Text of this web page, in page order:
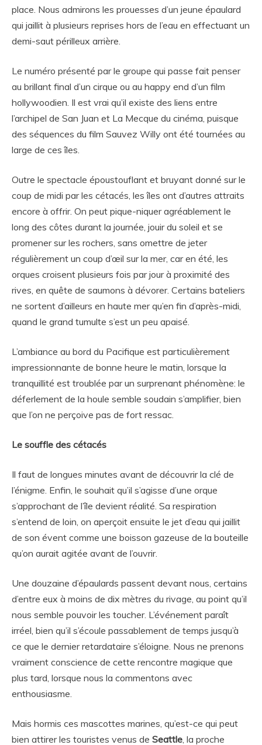
place. Nous admirons les prouesses d’un jeune épaulard
qui jaillit à plusieurs reprises hors de l’eau en effectuant un
demi-saut périlleux arrière.
Le numéro présenté par le groupe qui passe fait penser
au brillant final d’un cirque ou au happy end d’un film
hollywoodien. Il est vrai qu’il existe des liens entre
l’archipel de San Juan et La Mecque du cinéma, puisque
des séquences du film Sauvez Willy ont été tournées au
large de ces îles.
Outre le spectacle époustouflant et bruyant donné sur le
coup de midi par les cétacés, les îles ont d’autres attraits
encore à offrir. On peut pique-niquer agréablement le
long des côtes durant la journée, jouir du soleil et se
promener sur les rochers, sans omettre de jeter
régulièrement un coup d’œil sur la mer, car en été, les
orques croisent plusieurs fois par jour à proximité des
rives, en quête de saumons à dévorer. Certains bateliers
ne sortent d’ailleurs en haute mer qu’en fin d’après-midi,
quand le grand tumulte s’est un peu apaisé.
L’ambiance au bord du Pacifique est particulièrement
impressionnante de bonne heure le matin, lorsque la
tranquillité est troublée par un surprenant phénomène: le
déferlement de la houle semble soudain s’amplifier, bien
que l’on ne perçoive pas de fort ressac.
Le souffle des cétacés
Il faut de longues minutes avant de découvrir la clé de
l’énigme. Enfin, le souhait qu’il s’agisse d’une orque
s’approchant de l’île devient réalité. Sa respiration
s’entend de loin, on aperçoit ensuite le jet d’eau qui jaillit
de son évent comme une boisson gazeuse de la bouteille
qu’on aurait agitée avant de l’ouvrir.
Une douzaine d’épaulards passent devant nous, certains
d’entre eux à moins de dix mètres du rivage, au point qu’il
nous semble pouvoir les toucher. L’événement paraît
irréel, bien qu’il s’écoule passablement de temps jusqu’à
ce que le dernier retardataire s’éloigne. Nous ne prenons
vraiment conscience de cette rencontre magique que
plus tard, lorsque nous la commentons avec
enthousiasme.
Mais hormis ces mascottes marines, qu’est-ce qui peut
bien attirer les touristes venus de Seattle , la proche